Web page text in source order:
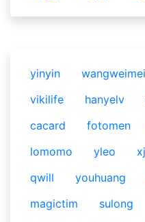
yinyin wangweimei
vikilife
hanyelv
cacard
fotomen
lomomo
yleo
qwill
youhuang
magictim
sulong